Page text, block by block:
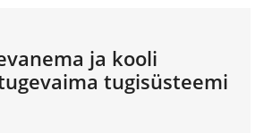
ja kooli
tugisüsteemi